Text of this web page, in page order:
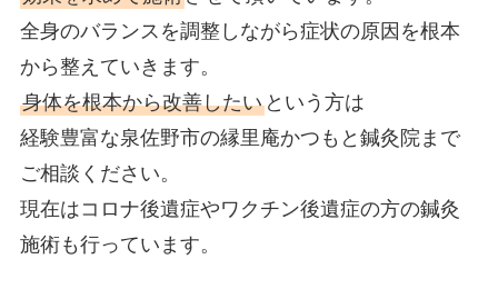
全身のバランスを調整しながら症状の原因を根本
から整えていきます。
身体を根本から改善したいという方は
経験豊富な泉佐野市の縁里庵かつもと鍼灸院まで
ご相談ください。
現在はコロナ後遺症やワクチン後遺症の方の鍼灸
施術も行っています。